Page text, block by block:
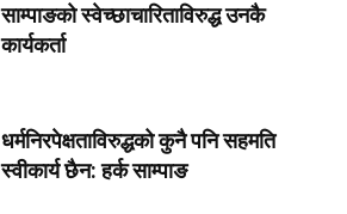
साम्पाङको स्वेच्छाचारिताविरुद्ध उनकै
कार्यकर्ता
धर्मनिरपेक्षताविरुद्धको कुनै पनि सहमति
स्वीकार्य छैन: हर्क साम्पाङ